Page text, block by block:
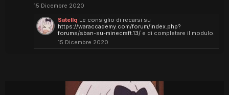
15 Dicembre 2020
Satellq Le consiglio di recarsi su
https://waraccademy.com/forum/index.php?
forums/sban-su-minecraft.13/ e di completare il modulo.
15 Dicembre 2020